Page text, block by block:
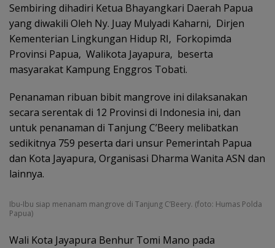
Sembiring dihadiri Ketua Bhayangkari Daerah Papua
yang diwakili Oleh Ny. Juay Mulyadi Kaharni, Dirjen
Kementerian Lingkungan Hidup RI, Forkopimda
Provinsi Papua, Walikota Jayapura, beserta
masyarakat Kampung Enggros Tobati.
Penanaman ribuan bibit mangrove ini dilaksanakan
secara serentak di 12 Provinsi di Indonesia ini, dan
untuk penanaman di Tanjung C’Beery melibatkan
sedikitnya 759 peserta dari unsur Pemerintah Papua
dan Kota Jayapura, Organisasi Dharma Wanita ASN dan
lainnya.
Ibu-Ibu siap menanam mangrove di Tanjung C’Beery. (foto: Humas Polda
Papua)
Wali Kota Jayapura Benhur Tomi Mano pada